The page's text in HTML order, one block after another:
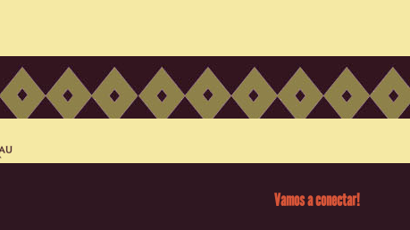
Vamos a conectar!